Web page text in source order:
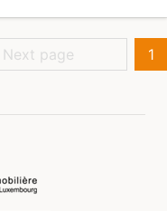
Next page 1